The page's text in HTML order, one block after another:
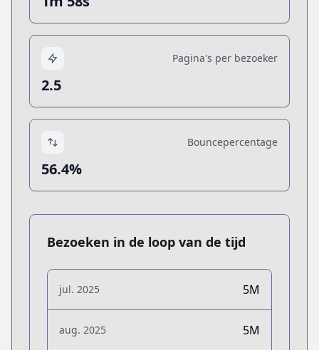
Pagina's per bezoeker
2.5
Bouncepercentage
56.4%
Bezoeken in de loop van de tijd
jul. 2025 5M
aug. 2025 5M